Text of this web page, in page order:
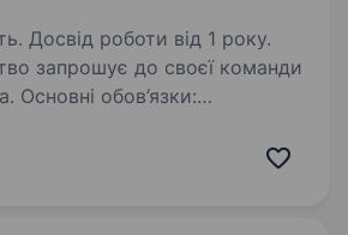
Досвід роботи від 1 року.
запрошує до своєї команди
Основні обов’язки:
товарами та продуктами;